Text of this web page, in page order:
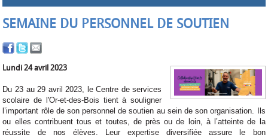
SEMAINE DU PERSONNEL DE SOUTIEN
Lundi 24 avril 2023
Du 23 au 29 avril 2023, le Centre de services
scolaire de l'Or-et-des-Bois tient à souligner
l’important rôle de son personnel de soutien au sein de son organisation. Ils
ou elles contribuent tous et toutes, de près ou de loin, à l’atteinte de la
réussite de nos élèves. Leur expertise diversifiée assure le bon